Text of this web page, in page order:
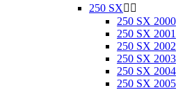
250 SX 
250 SX 2000
250 SX 2001
250 SX 2002
250 SX 2003
250 SX 2004
250 SX 2005